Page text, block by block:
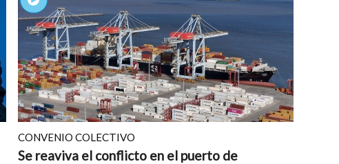
CONVENIO COLECTIVO
Se reaviva el conflicto en el puerto de